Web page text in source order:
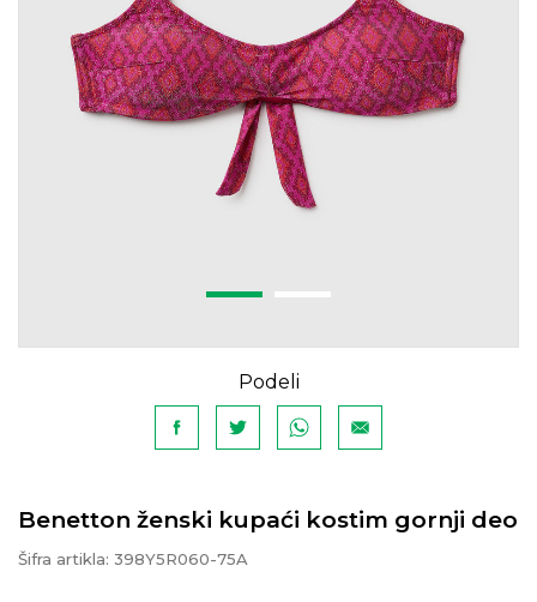
Podeli
Benetton ženski kupaći kostim gornji deo
Šifra artikla: 398Y5R060-75A